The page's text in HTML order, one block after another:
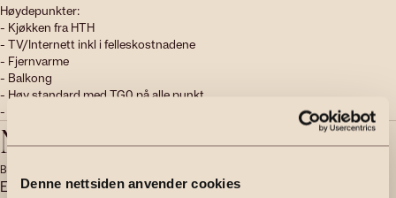
Denne nettsiden anvender cookies
Høydepunkter:
- Kjøkken fra HTH
- TV/Internett inkl i felleskostnadene
- Fjernvarme
- Balkong
- Høy standard med TG0 på alle punkt
- Mulighet for å kjøpe/leie p-plass
Nøkkelinfo
BOLIGTYPE
Eierseksjon Selveier